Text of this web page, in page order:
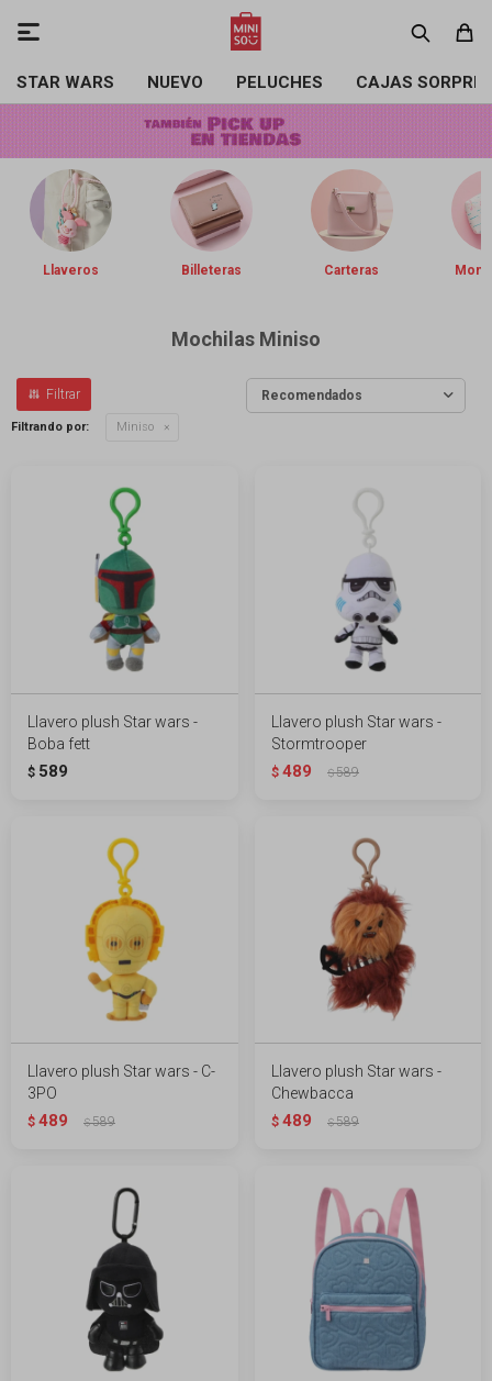
STAR WARS NUEVO PELUCHES CAJAS

Llaveros Billeteras Carteras
Mochilas Miniso
Recomendados
Filtrando por: Miniso
Llavero plush Star wars -
Boba fett
$ 589
Llavero plush Star wars -
Stormtrooper
$ 489 $589
Llavero plush Star wars - C-
3PO
$ 489 $589
Llavero plush Star wars -
Chewbacca
$ 489 $589